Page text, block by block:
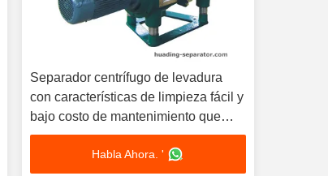
Separador centrífugo de levadura
con características de limpieza fácil y
bajo costo de mantenimiento que
garantiza una larga vida útil y
funcionamiento en el sector industrial
Habla Ahora. '